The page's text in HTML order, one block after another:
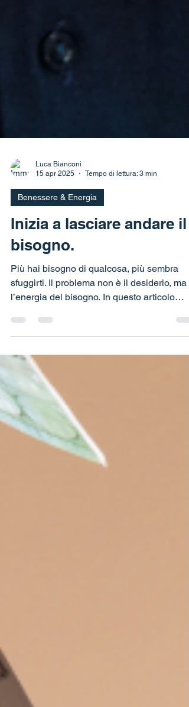
Luca Bianconi
15 apr 2025
Tempo di lettura: 3 min
Benessere & Energia
Inizia a lasciare andare il
bisogno.
Più hai bisogno di qualcosa, più sembra
l’energia del bisogno. In questo articolo
scopri perché il bisogno crea blocco, come
succede quando cambi vibrazione. Due
video, esempi pratici e una guida per
ritrovare equilibrio e flusso.